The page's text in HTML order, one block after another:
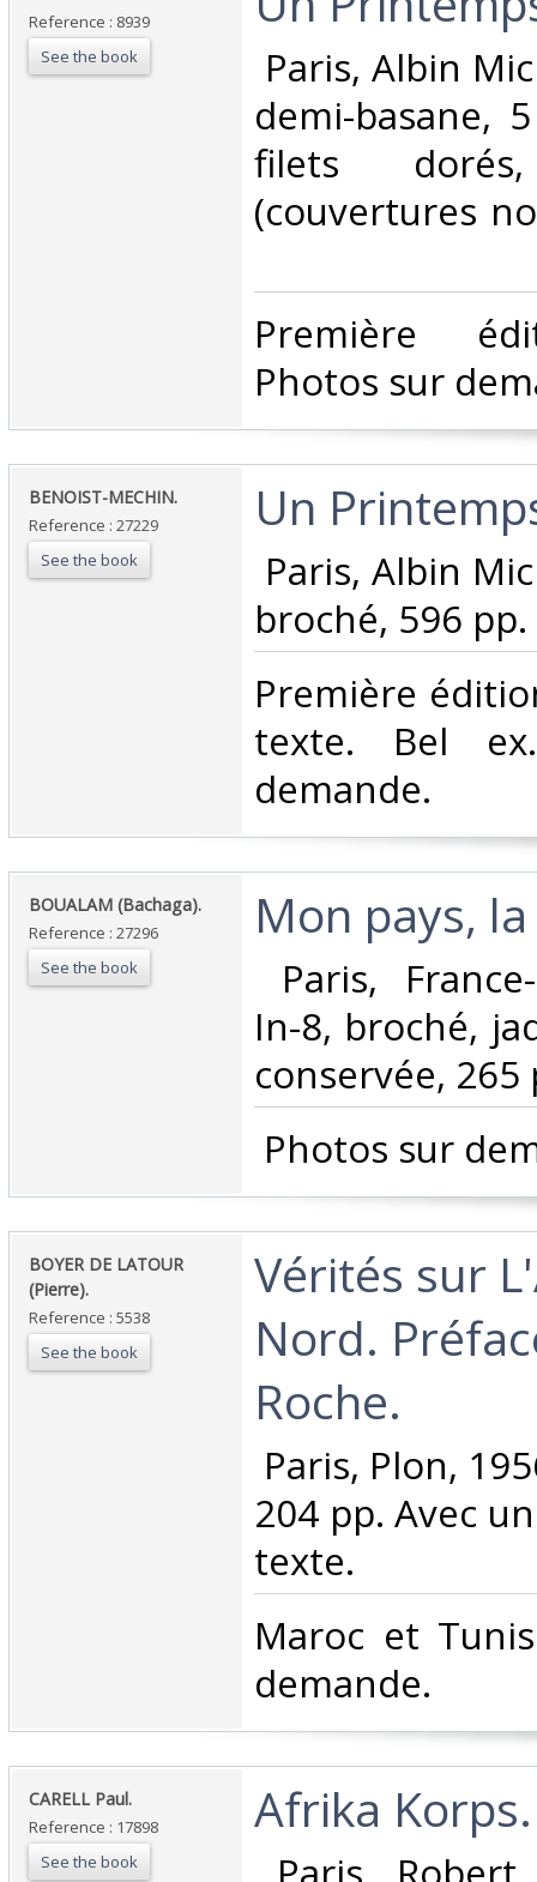
Reference : 8939
See the book
Paris, Albin
demi-basane,
filets
(couvertures
‎Première
Photos sur
‎BENOIST-MECHIN.‎
Reference : 27229
See the book
‎Un
Paris, Albin
broché, 596 pp. ‎
‎Première
texte. Bel
demande.‎
‎BOUALAM (Bachaga).‎
Reference : 27296
See the book
‎Mon pays,
Paris,
In-8, broché,
conservée, 265
Photos sur
‎BOYER DE LATOUR
(Pierre).‎
Reference : 5538
See the book
‎Vérités sur
Nord.
Roche.‎
Paris, Plon,
204 pp. Avec
texte. ‎
‎Maroc et
demande.‎
‎CARELL Paul.‎
Reference : 17898
See the book
‎Afrika Korps.‎